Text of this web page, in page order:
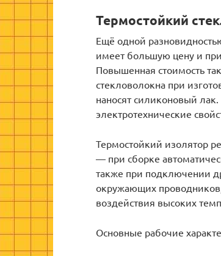
Термостойкий
Ещё одной
имеет большую цену и
Повышенная стоимость
стекловолокна при
наносят силиконовый
электротехнические
Термостойкий изолятор
— при сборке
также при подключении
окружающих
воздействия высоких
Основные рабочие